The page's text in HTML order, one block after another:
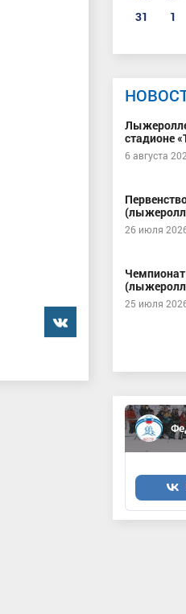
���������
31
1
стадионе
6 августа
26 июля
25 июля